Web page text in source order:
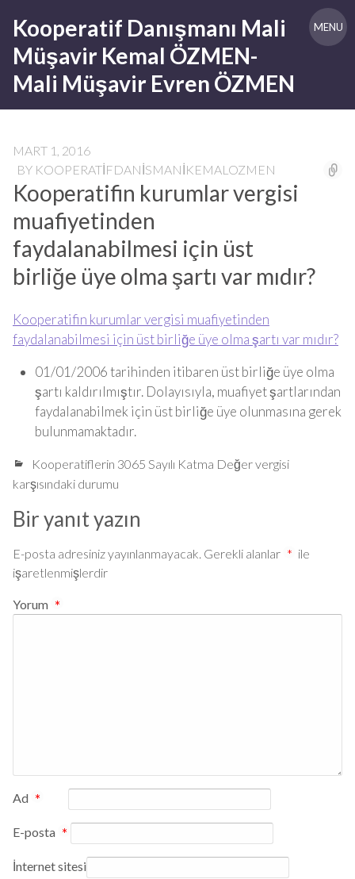
content
Kooperatif Danışmanı Mali
Müşavir Kemal ÖZMEN-
Mali Müşavir Evren ÖZMEN
MENU
MART 1, 2016
BY KOOPERATIFDANISMANIKEMALOZMEN
Kooperatifin kurumlar vergisi
muafiyetinden
faydalanabilmesi için üst
birliğe üye olma şartı var mıdır?
Kooperatifin kurumlar vergisi muafiyetinden
faydalanabilmesi için üst birliğe üye olma şartı var mıdır?
01/01/2006 tarihinden itibaren üst birliğe üye olma
şartı kaldırılmıştır. Dolayısıyla, muafiyet şartlarından
faydalanabilmek için üst birliğe üye olunmasına gerek
bulunmamaktadır.
Kooperatiflerin 3065 Sayılı Katma Değer vergisi
karşısındaki durumu
Bir yanıt yazın
E-posta adresiniz yayınlanmayacak. Gerekli alanlar * ile
işaretlenmişlerdir
Yorum *
Ad *
E-posta *
İnternet sitesi